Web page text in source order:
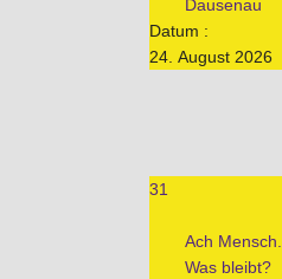
Dausenau
Datum :
24. August 2026
31
Ach Mensch.
Was bleibt?